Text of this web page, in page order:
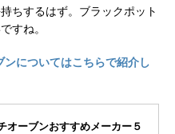
ちするはず。ブラックポット
すね。
についてはこちらで紹介し
オーブンおすすめメーカー５